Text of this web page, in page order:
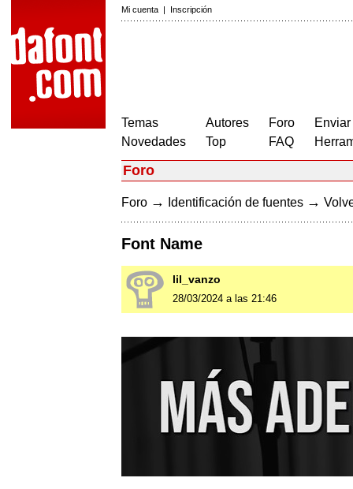
Mi cuenta | Inscripción
Temas
Novedades
Autores
Top
Foro
FAQ
Foro
Foro → Identificación de fuentes →
Font Name
lil_vanzo
28/03/2024 a las 21:46